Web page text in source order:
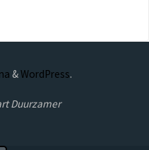
&WordPress.
Duurzamer